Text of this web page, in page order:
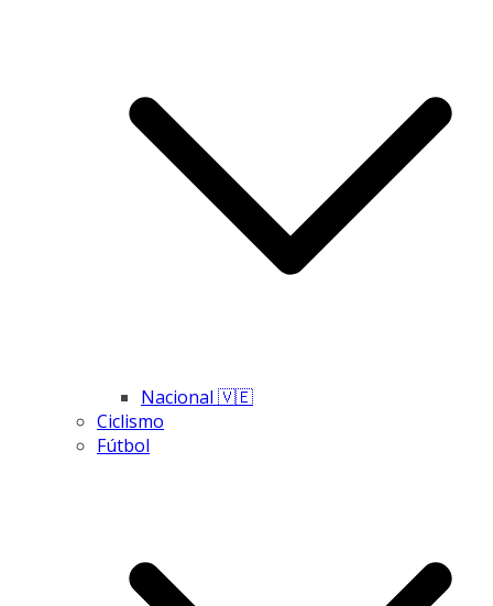
Nacional 🇻🇪
Ciclismo
Fútbol